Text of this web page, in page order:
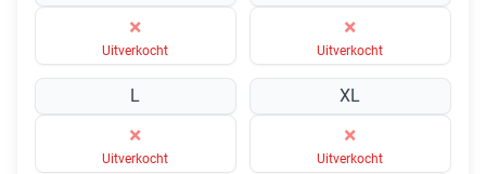
×
Uitverkocht
×
Uitverkocht
L
×
Uitverkocht
XL
×
Uitverkocht